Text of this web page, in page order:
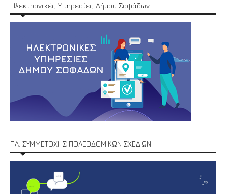
Ηλεκτρονικές Υπηρεσίες Δήμου Σοφάδων
ΠΛ. ΣΥΜΜΕΤΟΧΗΣ ΠΟΛΕΟΔΟΜΙΚΩΝ ΣΧΕΔΙΩΝ